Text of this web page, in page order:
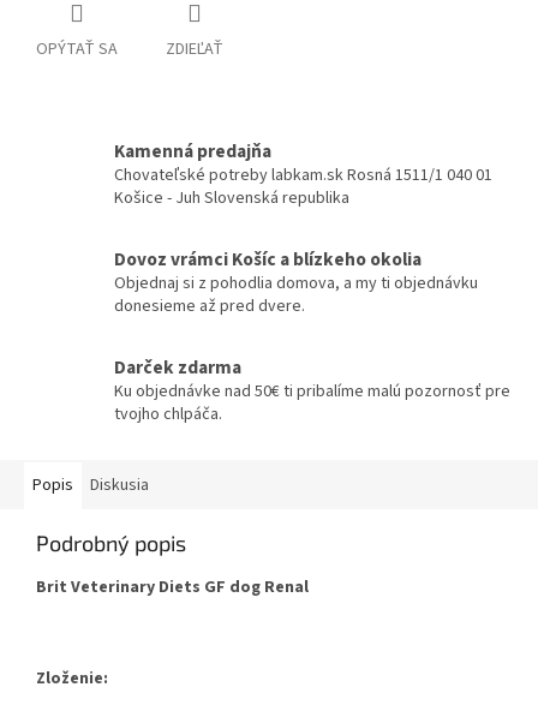
OPÝTAŤ SA ZDIEĽAŤ
Kamenná predajňa
Chovateľské potreby labkam.sk Rosná 1511/1 040 01
Košice - Juh Slovenská republika
Dovoz vrámci Košíc a blízkeho okolia
Objednaj si z pohodlia domova, a my ti objednávku
donesieme až pred dvere.
Darček zdarma
Ku objednávke nad 50€ ti pribalíme malú pozornosť pre
tvojho chlpáča.
Popis Diskusia
Podrobný popis
Brit Veterinary Diets GF dog Renal
Zloženie: